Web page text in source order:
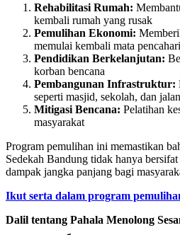
Rehabilitasi Rumah:
kembali rumah yang rusak
Pemulihan Ekonomi:
memulai kembali mata
Pendidikan Berkelanjutan:
korban bencana
Pembangunan Infrastruktur:
seperti masjid, sekolah, dan jalan
Mitigasi Bencana: Pelatihan
masyarakat
Program pemulihan ini memastikan
Sedekah Bandung tidak hanya
dampak jangka panjang bagi
Ikut serta dalam program
Dalil tentang Pahala Menolong